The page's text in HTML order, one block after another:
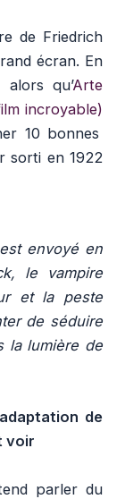
de Friedrich
écran. En
qu’Arte
incroyable)
10 bonnes
sorti en 1922
envoyé en
le vampire
et la peste
de séduire
la lumière de
de
voir
parler du